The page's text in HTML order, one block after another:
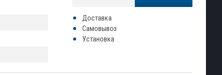
Доставка
Самовывоз
Установка